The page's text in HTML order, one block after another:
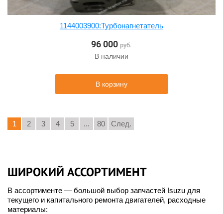
1144003900:Турбонагнетатель
96 000 руб.
В наличии
В корзину
1 2 3 4 5 ... 80 След.
ШИРОКИЙ АССОРТИМЕНТ
В ассортименте — большой выбор запчастей Isuzu для
текущего и капитального ремонта двигателей, расходные
материалы: